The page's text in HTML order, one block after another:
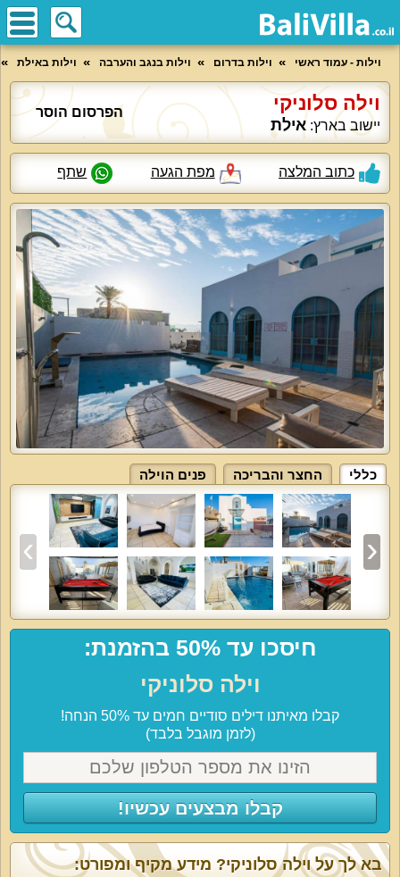
וילות - עמוד ראשי וילות בדרום וילות בנגב והערבה וילות באילת
וילה סלוניקי
יישוב בארץ: אילת
הפרסום הוסר
כתוב המלצה מפת הגעה שתף
כללי החצר והבריכה פנים הוילה
חיסכו עד 50% בהזמנת:
וילה סלוניקי
קבלו מאיתנו דילים סודיים חמים עד 50% הנחה!
(לזמן מוגבל בלבד)
קבלו מבצעים עכשיו!
בא לך על וילה סלוניקי? מידע מקיף ומפורט: